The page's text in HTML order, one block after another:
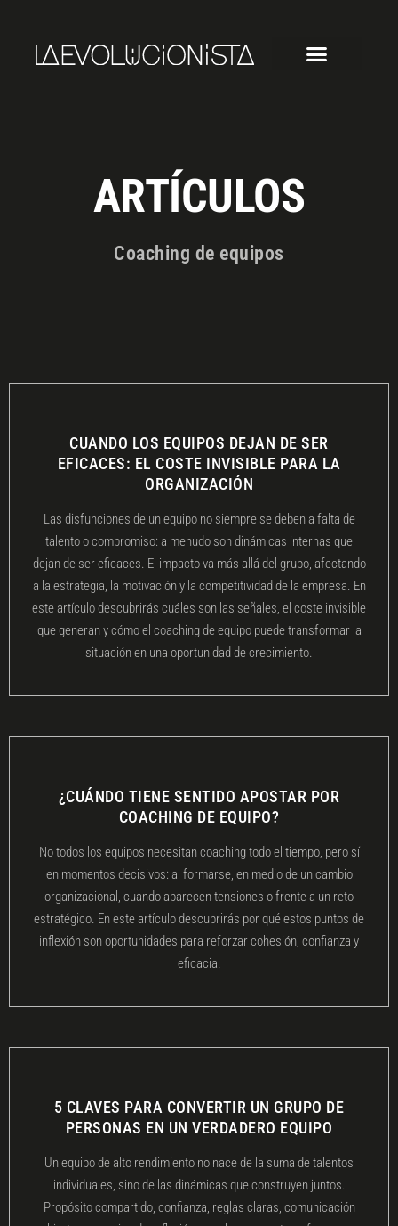
ARTÍCULOS
Coaching de equipos
CUANDO LOS EQUIPOS DEJAN DE SER
EFICACES: EL COSTE INVISIBLE PARA LA
ORGANIZACIÓN
Las disfunciones de un equipo no siempre se deben a falta de
talento o compromiso: a menudo son dinámicas internas que
dejan de ser eficaces. El impacto va más allá del grupo, afectando
a la estrategia, la motivación y la competitividad de la empresa. En
este artículo descubrirás cuáles son las señales, el coste invisible
que generan y cómo el coaching de equipo puede transformar la
situación en una oportunidad de crecimiento.
¿CUÁNDO TIENE SENTIDO APOSTAR POR
COACHING DE EQUIPO?
No todos los equipos necesitan coaching todo el tiempo, pero sí
en momentos decisivos: al formarse, en medio de un cambio
organizacional, cuando aparecen tensiones o frente a un reto
estratégico. En este artículo descubrirás por qué estos puntos de
inflexión son oportunidades para reforzar cohesión, confianza y
eficacia.
5 CLAVES PARA CONVERTIR UN GRUPO DE
PERSONAS EN UN VERDADERO EQUIPO
Un equipo de alto rendimiento no nace de la suma de talentos
individuales, sino de las dinámicas que construyen juntos.
Propósito compartido, confianza, reglas claras, comunicación